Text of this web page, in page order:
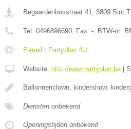
Begaardenbosstraat 41 3809 Sint
Tel: 0496896690 , Fax: - , BTW-nr:
E-mail › Partyplan 4U
Website: http://www.partyplan.be
Ballonnenclown, kindershow,
Diensten onbekend
Openingstijden onbekend